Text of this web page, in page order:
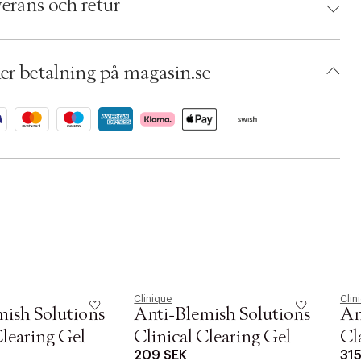
och retur
betalning på magasin.se
Solutions
Gel
Clinique
Anti-Blemish Solutions
Clinical Clearing Gel
209 SEK